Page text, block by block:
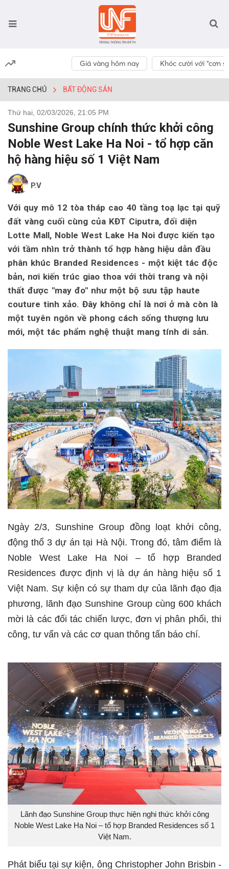
Giá vàng hôm nay Khóc cười với “cơn
TRANG CHỦ BẤT ĐỘNG SẢN
Thứ hai, 02/03/2026, 21:05 PM
Sunshine Group chính thức khởi công
Noble West Lake Ha Noi - tổ hợp căn
hộ hàng hiệu số 1 Việt Nam
P.V
Với quy mô 12 tòa tháp cao 40 tầng toạ lạc tại quỹ
đất vàng cuối cùng của KĐT Ciputra, đối diện
Lotte Mall, Noble West Lake Ha Noi được kiến tạo
với tầm nhìn trở thành tổ hợp hàng hiệu dẫn đầu
phân khúc Branded Residences - một kiệt tác độc
bản, nơi kiến trúc giao thoa với thời trang và nội
thất được "may đo" như một bộ sưu tập haute
couture tinh xảo. Đây không chỉ là nơi ở mà còn là
một tuyên ngôn về phong cách sống thượng lưu
mới, một tác phẩm nghệ thuật mang tính di sản.
Ngày 2/3, Sunshine Group đồng loạt khởi công,
động thổ 3 dự án tại Hà Nội. Trong đó, tâm điểm là
Noble West Lake Ha Noi – tổ hợp Branded
Residences được định vị là dự án hàng hiệu số 1
Việt Nam. Sự kiện có sự tham dự của lãnh đạo địa
phương, lãnh đạo Sunshine Group cùng 600 khách
mời là các đối tác chiến lược, đơn vị phân phối, thi
công, tư vấn và các cơ quan thông tấn báo chí.
Lãnh đạo Sunshine Group thực hiện nghi thức khởi công
Noble West Lake Ha Noi – tổ hợp Branded Residences số 1
Việt Nam.
Phát biểu tại sự kiện, ông Christopher John Brisbin -